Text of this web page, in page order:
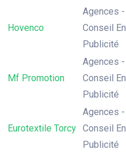
Hovenco
Agences -
Conseil En
Publicité
Mf Promotion
Agences -
Conseil En
Publicité
Eurotextile Torcy
Agences -
Conseil En
Publicité